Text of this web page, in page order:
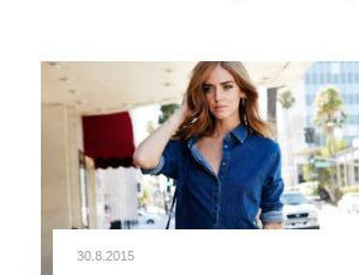
30.8.2015